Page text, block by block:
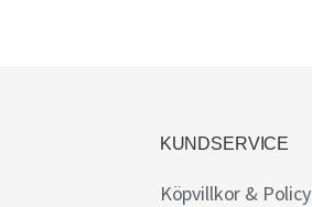
KUNDSERVICE
Köpvillkor & Policy